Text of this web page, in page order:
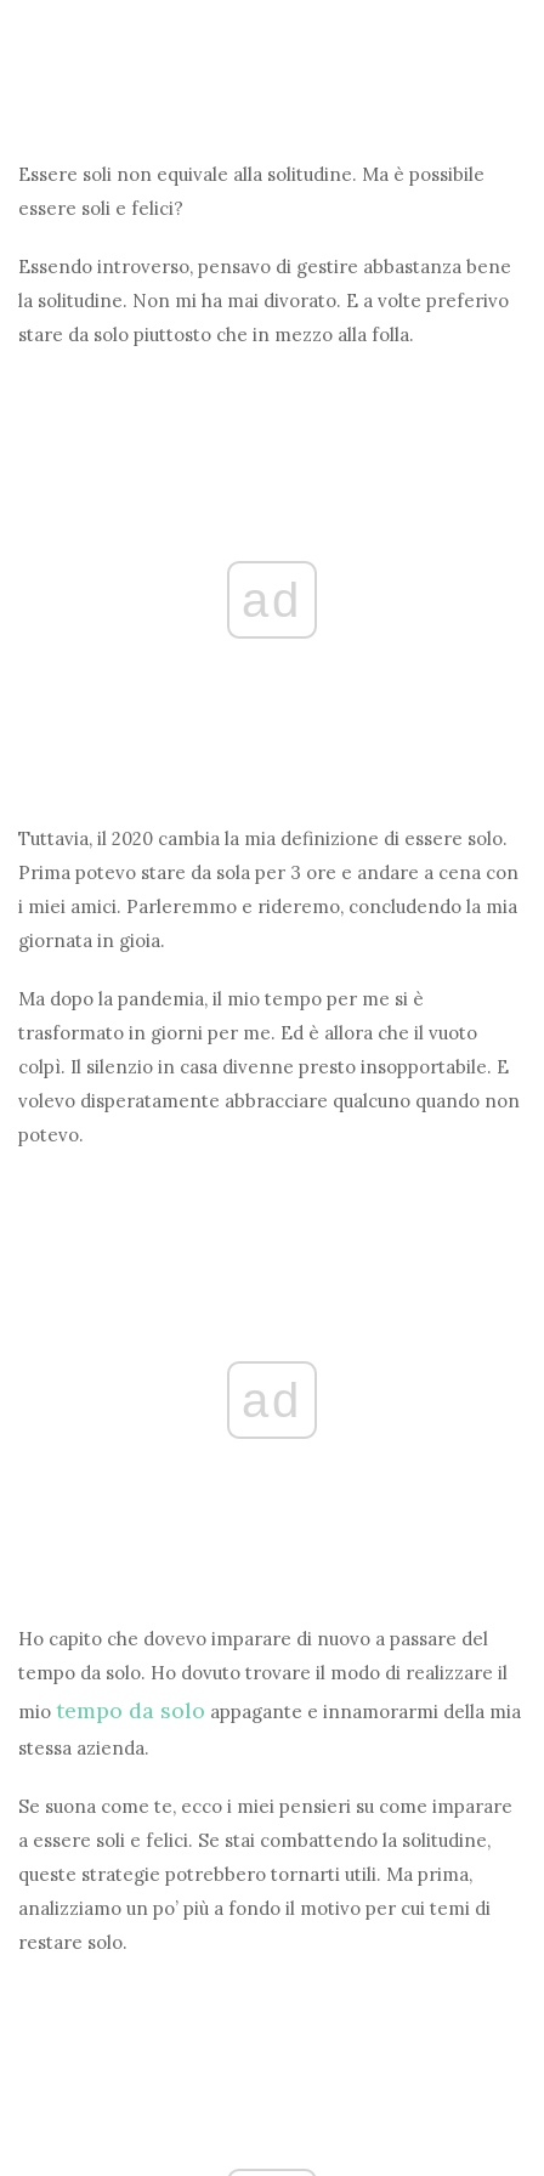
Essere soli non equivale alla solitudine. Ma è possibile
essere soli e felici?
Essendo introverso, pensavo di gestire abbastanza bene
la solitudine. Non mi ha mai divorato. E a volte preferivo
stare da solo piuttosto che in mezzo alla folla.
ad
Tuttavia, il 2020 cambia la mia definizione di essere solo.
Prima potevo stare da sola per 3 ore e andare a cena con
i miei amici. Parleremmo e rideremo, concludendo la mia
giornata in gioia.
Ma dopo la pandemia, il mio tempo per me si è
trasformato in giorni per me. Ed è allora che il vuoto
colpì. Il silenzio in casa divenne presto insopportabile. E
volevo disperatamente abbracciare qualcuno quando non
potevo.
ad
Ho capito che dovevo imparare di nuovo a passare del
tempo da solo. Ho dovuto trovare il modo di realizzare il
mio tempo da solo appagante e innamorarmi della mia
stessa azienda.
Se suona come te, ecco i miei pensieri su come imparare
a essere soli e felici. Se stai combattendo la solitudine,
queste strategie potrebbero tornarti utili. Ma prima,
analizziamo un po’ più a fondo il motivo per cui temi di
restare solo.